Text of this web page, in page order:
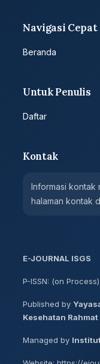
Navigasi Cepat
Beranda
Untuk Penulis
Daftar
Kontak
Informasi kontak
halaman kontak
E-JOURNAL ISGS
P-ISSN: (on
Published by
Kesehatan
Managed by